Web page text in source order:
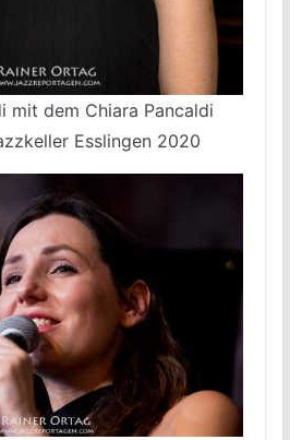
mit dem Chiara Pancaldi
Esslingen 2020